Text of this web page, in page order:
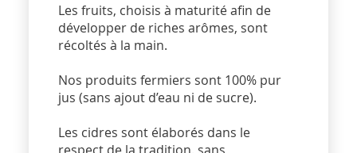
Les fruits, choisis à maturité afin de
développer de riches arômes, sont
récoltés à la main.
Nos produits fermiers sont 100% pur
jus (sans ajout d’eau ni de sucre).
Les cidres sont élaborés dans le